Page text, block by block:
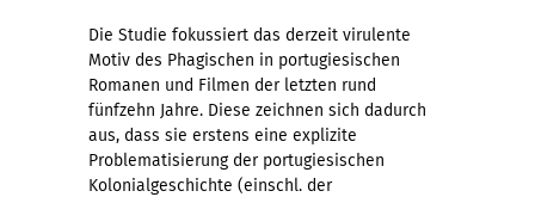
Die Studie fokussiert das derzeit virulente
Motiv des Phagischen in portugiesischen
Romanen und Filmen der letzten rund
fünfzehn Jahre. Diese zeichnen sich dadurch
aus, dass sie erstens eine explizite
Problematisierung der portugiesischen
Kolonialgeschichte (einschl. der